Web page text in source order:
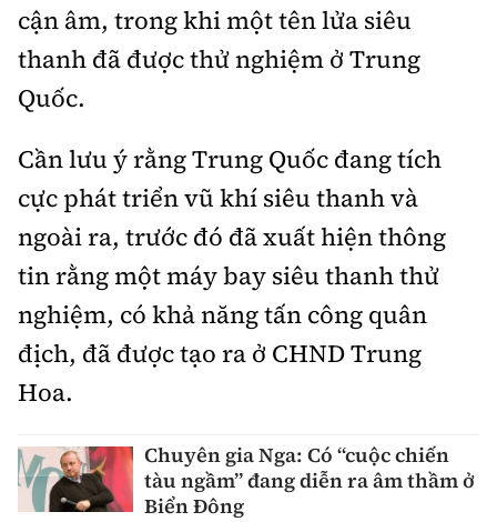
cận âm, trong khi một tên lửa siêu
thanh đã được thử nghiệm ở Trung
Quốc.
Cần lưu ý rằng Trung Quốc đang tích
cực phát triển vũ khí siêu thanh và
ngoài ra, trước đó đã xuất hiện thông
tin rằng một máy bay siêu thanh thử
nghiệm, có khả năng tấn công quân
địch, đã được tạo ra ở CHND Trung
Hoa.
Chuyên gia Nga: Có “cuộc chiến
tàu ngầm” đang diễn ra âm thầm ở
Biển Đông